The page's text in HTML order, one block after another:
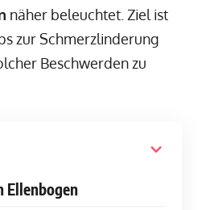
näher beleuchtet. Ziel ist
zur Schmerzlinderung
Beschwerden zu
Ellenbogen